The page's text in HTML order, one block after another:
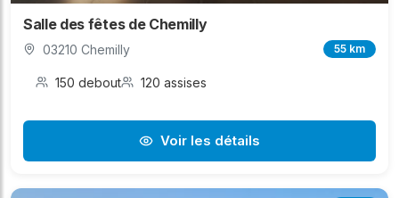
Salle des fêtes de Chemilly
03210 Chemilly 55 km
150 debout 120 assises
Voir les détails